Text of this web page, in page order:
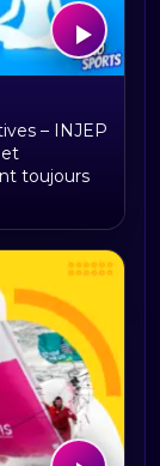
2025– INJEP
et
toujours